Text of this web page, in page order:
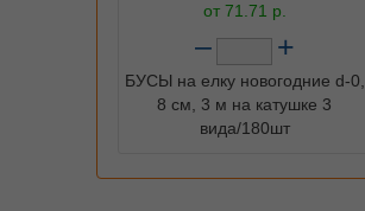
от 71.71 р.
– +
БУСЫ на елку новогодние d-0,
8 см, 3 м на катушке 3
вида/180шт